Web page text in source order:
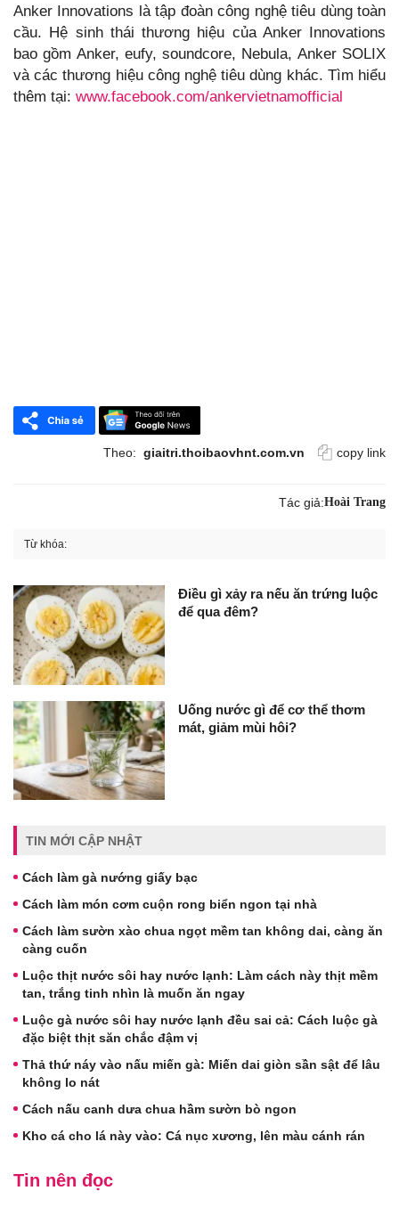
Anker Innovations là tập đoàn công nghệ tiêu dùng toàn
cầu. Hệ sinh thái thương hiệu của Anker Innovations
bao gồm Anker, eufy, soundcore, Nebula, Anker SOLIX
và các thương hiệu công nghệ tiêu dùng khác. Tìm hiểu
thêm tại: www.facebook.com/ankervietnamofficial
Theo: giaitri.thoibaovhnt.com.vn copy link
Tác giả:Hoài Trang
Từ khóa:
Điều gì xảy ra nếu ăn trứng luộc
để qua đêm?
Uống nước gì để cơ thể thơm
mát, giảm mùi hôi?
TIN MỚI CẬP NHẬT
Cách làm gà nướng giấy bạc
Cách làm món cơm cuộn rong biển ngon tại nhà
Cách làm sườn xào chua ngọt mềm tan không dai, càng ăn
càng cuốn
Luộc thịt nước sôi hay nước lạnh: Làm cách này thịt mềm
tan, trắng tinh nhìn là muốn ăn ngay
Luộc gà nước sôi hay nước lạnh đều sai cả: Cách luộc gà
đặc biệt thịt săn chắc đậm vị
Thả thứ náy vào nấu miến gà: Miến dai giòn sần sật để lâu
không lo nát
Cách nấu canh dưa chua hầm sườn bò ngon
Kho cá cho lá này vào: Cá nục xương, lên màu cánh rán
Tin nên đọc